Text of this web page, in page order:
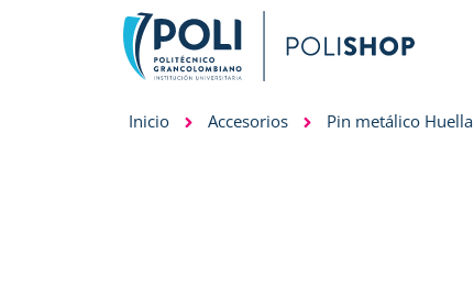
Inicio Accesorios Pin metálico Huella